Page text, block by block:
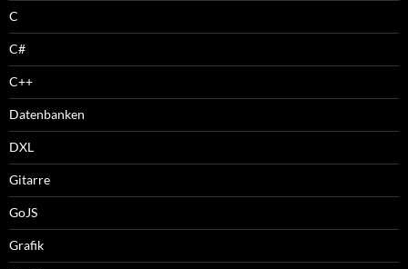
C
C#
C++
Datenbanken
DXL
Gitarre
GoJS
Grafik